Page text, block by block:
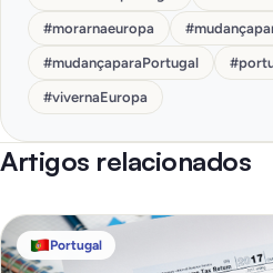
#morarnaeuropa #
#mudançaparaPortugal #
#vivernaEuropa
Artigos relacionados
Portugal